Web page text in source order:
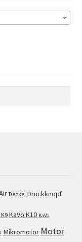
Deckel Druckknopf
KaVo K10 KaVo
Mikromotor Motor